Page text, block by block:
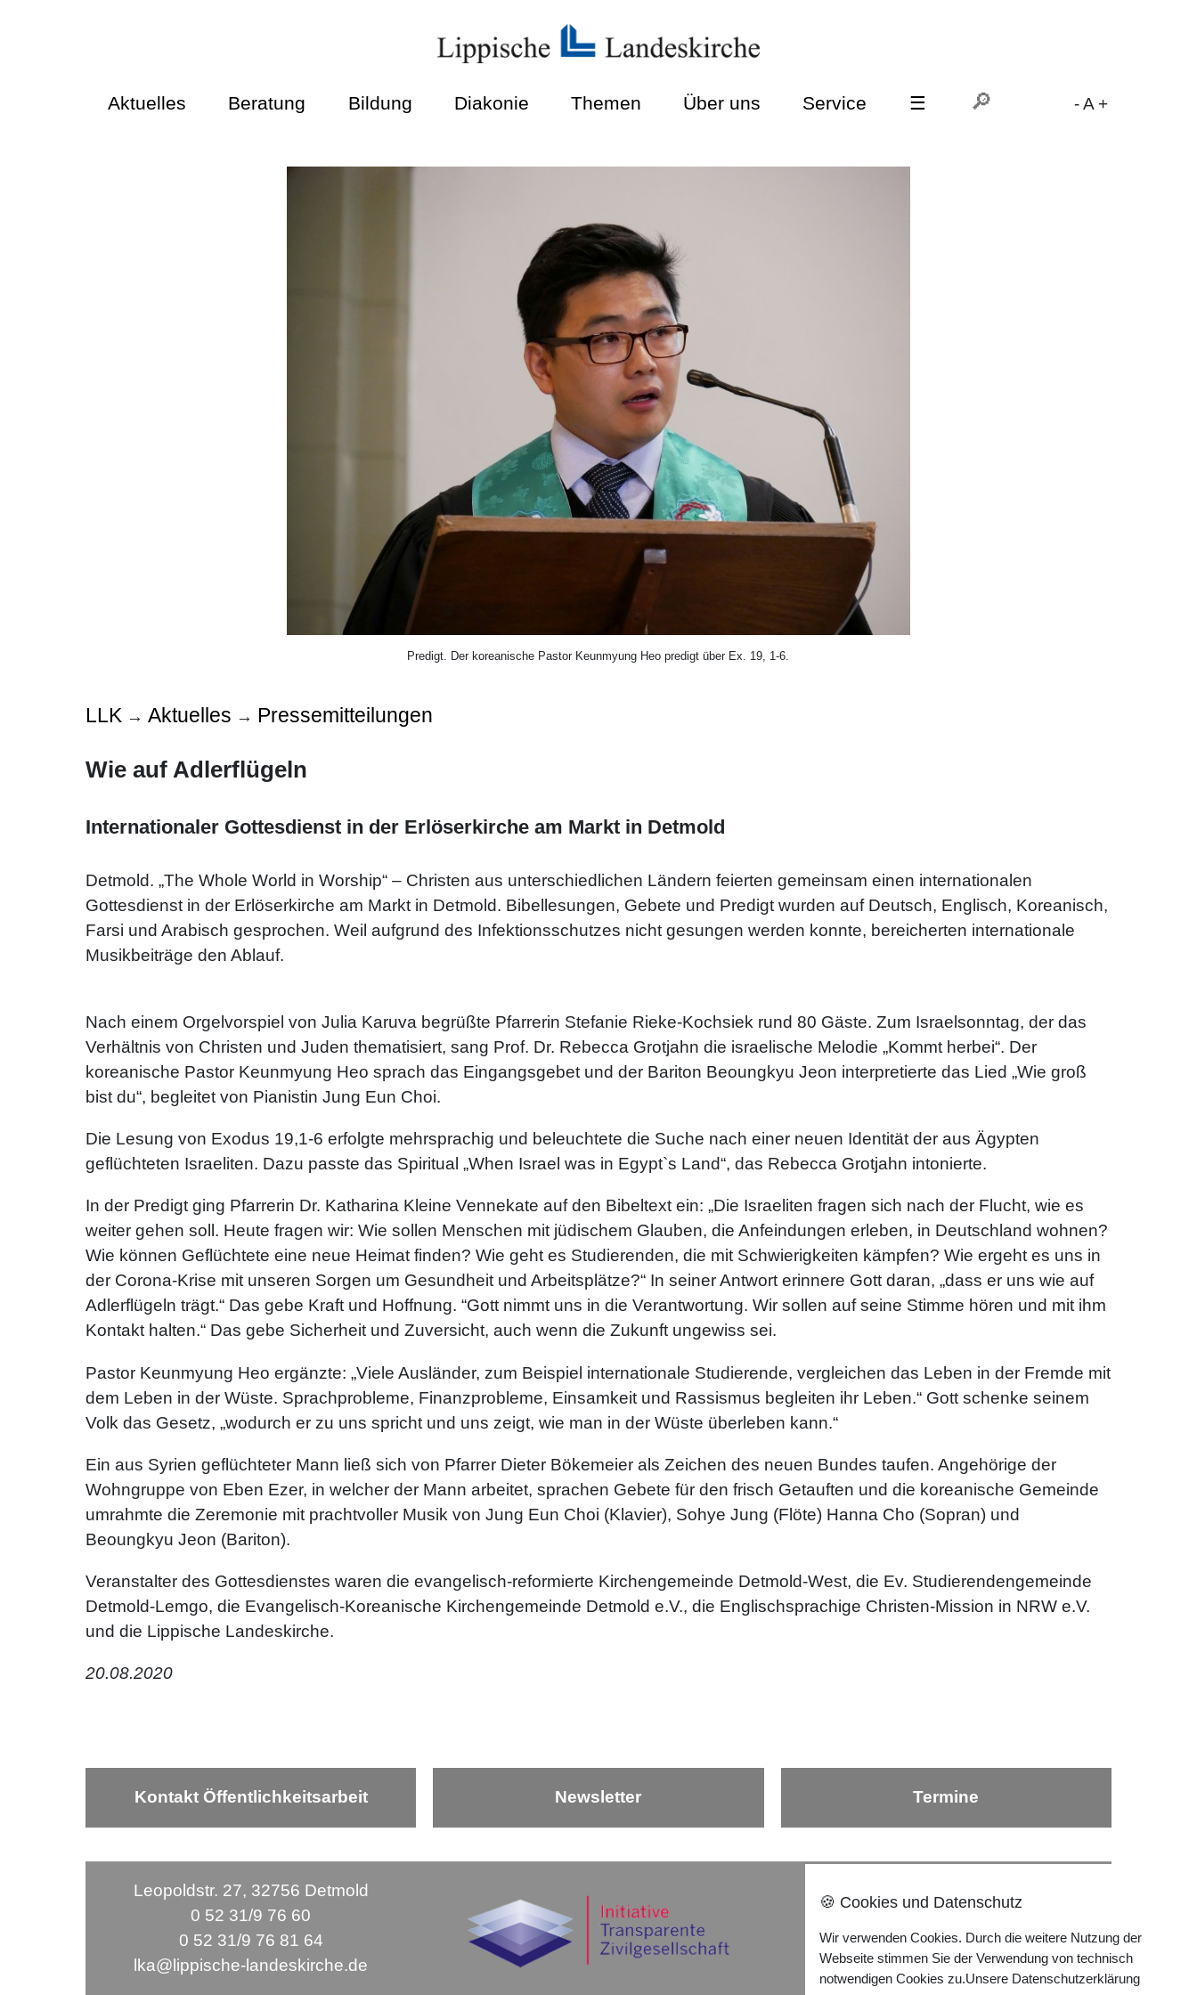
Aktuelles Beratung Bildung Diakonie Themen Über uns Service ☰ -A +
Predigt. Der koreanische Pastor Keunmyung Heo predigt über Ex. 19, 1-6.
LLK → Aktuelles → Pressemitteilungen
Wie auf Adlerflügeln
Internationaler Gottesdienst in der Erlöserkirche am Markt in Detmold
Detmold. „The Whole World in Worship“ – Christen aus unterschiedlichen Ländern feierten gemeinsam einen internationalen
Gottesdienst in der Erlöserkirche am Markt in Detmold. Bibellesungen, Gebete und Predigt wurden auf Deutsch, Englisch, Koreanisch,
Farsi und Arabisch gesprochen. Weil aufgrund des Infektionsschutzes nicht gesungen werden konnte, bereicherten internationale
Musikbeiträge den Ablauf.
Nach einem Orgelvorspiel von Julia Karuva begrüßte Pfarrerin Stefanie Rieke-Kochsiek rund 80 Gäste. Zum Israelsonntag, der das
Verhältnis von Christen und Juden thematisiert, sang Prof. Dr. Rebecca Grotjahn die israelische Melodie „Kommt herbei“. Der
koreanische Pastor Keunmyung Heo sprach das Eingangsgebet und der Bariton Beoungkyu Jeon interpretierte das Lied „Wie groß
bist du“, begleitet von Pianistin Jung Eun Choi.
Die Lesung von Exodus 19,1-6 erfolgte mehrsprachig und beleuchtete die Suche nach einer neuen Identität der aus Ägypten
geflüchteten Israeliten. Dazu passte das Spiritual „When Israel was in Egypt`s Land“, das Rebecca Grotjahn intonierte.
In der Predigt ging Pfarrerin Dr. Katharina Kleine Vennekate auf den Bibeltext ein: „Die Israeliten fragen sich nach der Flucht, wie es
weiter gehen soll. Heute fragen wir: Wie sollen Menschen mit jüdischem Glauben, die Anfeindungen erleben, in Deutschland wohnen?
Wie können Geflüchtete eine neue Heimat finden? Wie geht es Studierenden, die mit Schwierigkeiten kämpfen? Wie ergeht es uns in
der Corona-Krise mit unseren Sorgen um Gesundheit und Arbeitsplätze?“ In seiner Antwort erinnere Gott daran, „dass er uns wie auf
Adlerflügeln trägt.“ Das gebe Kraft und Hoffnung. “Gott nimmt uns in die Verantwortung. Wir sollen auf seine Stimme hören und mit ihm
Kontakt halten.“ Das gebe Sicherheit und Zuversicht, auch wenn die Zukunft ungewiss sei.
Pastor Keunmyung Heo ergänzte: „Viele Ausländer, zum Beispiel internationale Studierende, vergleichen das Leben in der Fremde mit
dem Leben in der Wüste. Sprachprobleme, Finanzprobleme, Einsamkeit und Rassismus begleiten ihr Leben.“ Gott schenke seinem
Volk das Gesetz, „wodurch er zu uns spricht und uns zeigt, wie man in der Wüste überleben kann.“
Ein aus Syrien geflüchteter Mann ließ sich von Pfarrer Dieter Bökemeier als Zeichen des neuen Bundes taufen. Angehörige der
Wohngruppe von Eben Ezer, in welcher der Mann arbeitet, sprachen Gebete für den frisch Getauften und die koreanische Gemeinde
umrahmte die Zeremonie mit prachtvoller Musik von Jung Eun Choi (Klavier), Sohye Jung (Flöte) Hanna Cho (Sopran) und
Beoungkyu Jeon (Bariton).
Veranstalter des Gottesdienstes waren die evangelisch-reformierte Kirchengemeinde Detmold-West, die Ev. Studierendengemeinde
Detmold-Lemgo, die Evangelisch-Koreanische Kirchengemeinde Detmold e.V., die Englischsprachige Christen-Mission in NRW e.V.
und die Lippische Landeskirche.
20.08.2020
Kontakt Öffentlichkeitsarbeit Newsletter Termine
Leopoldstr. 27, 32756 Detmold
0 52 31/9 76 60
0 52 31/9 76 81 64
lka@lippische-landeskirche.de
Impressum
Datenschutzerklärung
🍪 Cookies und Datenschutz
Wir verwenden Cookies. Durch die weitere Nutzung der
Webseite stimmen Sie der Verwendung von technisch
notwendigen Cookies zu.Unsere Datenschutzerklärung